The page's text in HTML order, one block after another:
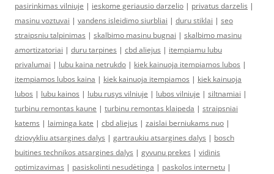
pasirinkimas vilniuje | ieskome geriausio darzelio | privatus darzelis |
masinu voztuvai | vandens isleidimo siurbliai | duru stiklai | seo
straipsniu talpinimas | skalbimo masinu bugnai | skalbimo masinu
amortizatoriai | duru tarpines | cbd aliejus | itempiamu lubu
privalumai | lubu kaina netrukdo | kiek kainuoja itempiamos lubos |
itempiamos lubos kaina | kiek kainuoja itempiamos | kiek kainuoja
lubos | lubu kainos | lubu rusys vilniuje | lubos vilniuje | siltnamiai |
turbinu remontas kaune | turbinu remontas klaipeda | straipsniai
katems | laiminga kate | cbd aliejus | zaislai berniukams nuo |
dziovykliu atsargines dalys | gartraukiu atsargines dalys | bosch
buitines technikos atsargines dalys | gyvunu prekes | vidinis
optimizavimas | pasiskolinti nesudėtinga | paskolos internetu |